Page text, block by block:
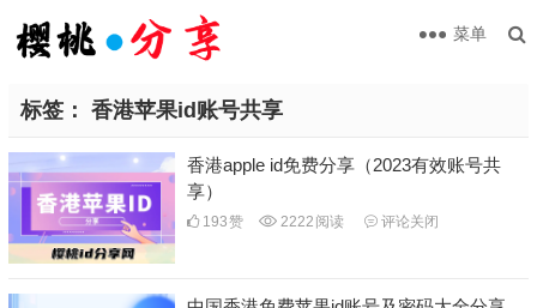
菜单
标签： 香港苹果id账号共享
香港apple id免费分享（2023有效账号共
享）
193赞 2222 阅读 评论关闭